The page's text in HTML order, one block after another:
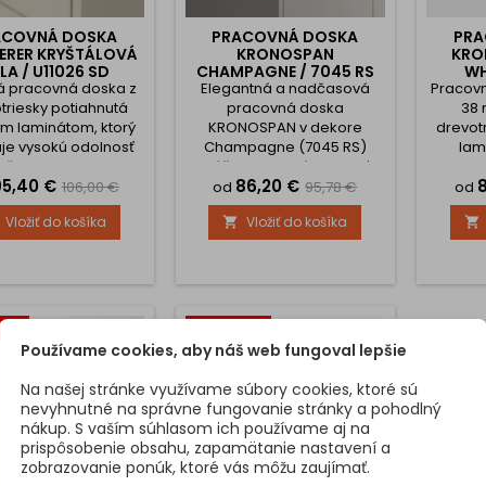
DOSKA
KRYŠTÁLOVÁ
/ U11026 SD
pracovná doska z
potiahnutá
laminátom, ktorý
vysokú odolnosť
oderu,
aj teplu pri bežnom
Moderný dekor
kuchyni alebo
priestoru
Hrúbka: 38 mm
4100 mm Predný
3 mm Materiál:
drevotrieska...
€ Základná
cena
106,00 €
Vložiť do košíka
PRACOVNÁ DOSKA
KRONOSPAN
CHAMPAGNE / 7045 RS
Elegantná a nadčasová
pracovná doska
KRONOSPAN v dekore
Champagne (7045 RS)
prináša do interiéru jemný a
sofistikovaný vzhľad v
teplom béžovo-zlatistom
odtieni. Je ideálnou voľbou
pre tých, ktorí hľadajú
decentný dekor, ktorý sa
drevenými aj tmavými
povrchmi. Doska je
vyrobená z vysokokvalitnej
drevotriesky...
od Cena
86,20 € Základná
cena
95,78 €
 Vložiť do košíka
38
od

Používame cookies, aby náš web fungoval lepšie
Na našej stránke využívame súbory cookies, ktoré sú
nevyhnutné na správne fungovanie stránky a pohodlný
nákup. S vaším súhlasom ich používame aj na
prispôsobenie obsahu, zapamätanie nastavení a
zobrazovanie ponúk, ktoré vás môžu zaujímať.